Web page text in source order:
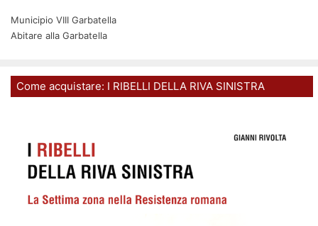
Municipio VIII Garbatella
Abitare alla Garbatella
Come acquistare: I RIBELLI DELLA RIVA SINISTRA